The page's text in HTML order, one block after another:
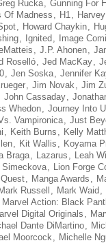
Rucka, Gunning For
Of Madness, H1,
, Howard Chaykin,
, Ignited ,
Image
, J.P. Ahonen,
Roselló, Jed MacKay,
, Jen Soska, Jennifer
, Jim Novak, Jim
John Cassaday,
Whedon, Journey Into
Vampironica, Just
, Keith Burns , Kelly
, Kit Wallis , Koyama
Braga, Lazarus , Leah
Simeckova, Lion Forge
, Manga Awards ,
Mark Russell , Mark Waid ,
Marvel Action: Black
Digital Originals ,
Dante DiMartino,
Moorcock, Michelle